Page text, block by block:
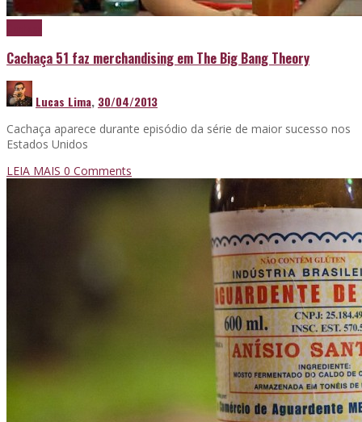
Cachaça 51 faz merchandising em The Big Bang Theory
Lucas Lima, 30/04/2013
Cachaça aparece durante episódio da série de maior sucesso nos
Estados Unidos
LEIA MAIS 0 Comments